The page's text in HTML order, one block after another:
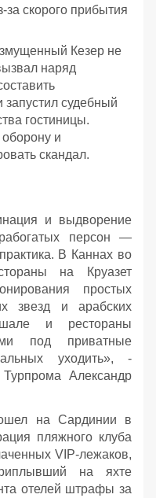
за скорого прибытия
Кезер не
наряд
судебный
гостиницы.
и
скандал.
и выдворение
персон —
В Каннах во
на Круазет
простых
звезд и арабских
и рестораны
под приватные
уходить», -
Александр
на Сардинии в
пляжного клуба
VIP-лежаков,
на яхте
отелей штрафы за